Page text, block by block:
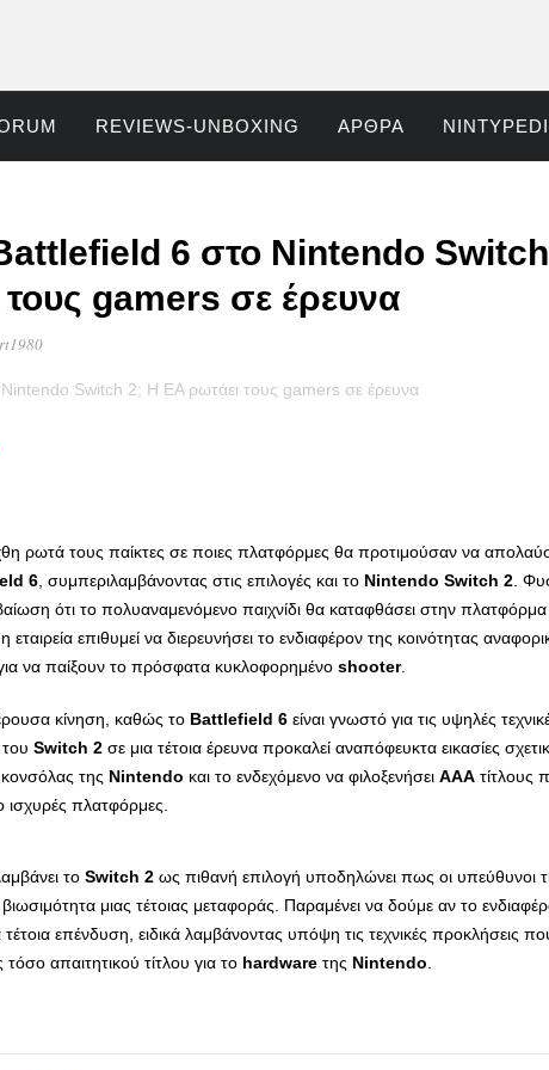
REVIEWS-UNBOXING ΆΡΘΡΑ
6 στο Nintendo Switch
gamers σε έρευνα
ρωτά τους παίκτες σε ποιες πλατφόρμες θα προτιμούσαν να
6, συμπεριλαμβάνοντας στις επιλογές και το Nintendo Switch 2.
ότι το πολυαναμενόμενο παιχνίδι θα καταφθάσει στην πλατφόρμα
επιθυμεί να διερευνήσει το ενδιαφέρον της κοινότητας
να παίξουν το πρόσφατα κυκλοφορημένο shooter.
κίνηση, καθώς το Battlefield 6 είναι γνωστό για τις υψηλές
Switch 2 σε μια τέτοια έρευνα προκαλεί αναπόφευκτα εικασίες
της Nintendo και το ενδεχόμενο να φιλοξενήσει AAA τίτλους
ισχυρές πλατφόρμες.
το Switch 2 ως πιθανή επιλογή υποδηλώνει πως οι υπεύθυνοι
μιας τέτοιας μεταφοράς. Παραμένει να δούμε αν το
επένδυση, ειδικά λαμβάνοντας υπόψη τις τεχνικές προκλήσεις
απαιτητικού τίτλου για το hardware της Nintendo.